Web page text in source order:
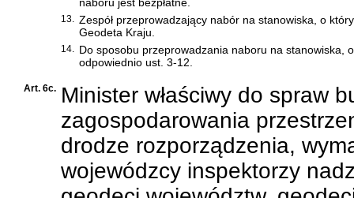
13. Zespół przeprowadzający nabór na stanowiska, o
Geodeta Kraju.
14. Do sposobu przeprowadzania naboru na stanowiska,
odpowiednio ust. 3-12.
Art. 6c. Minister właściwy do spraw
zagospodarowania
drodze rozporządzenia,
wojewódzcy inspektorzy